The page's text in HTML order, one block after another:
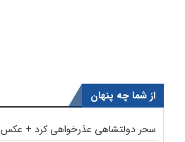
از شما چه پنهان
سحر دولتشاهی عذرخواهی کرد + عکس